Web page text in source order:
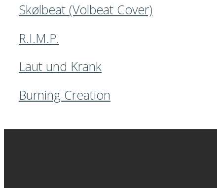
Skølbeat (Volbeat Cover)
R.I.M.P.
Laut und Krank
Burning Creation